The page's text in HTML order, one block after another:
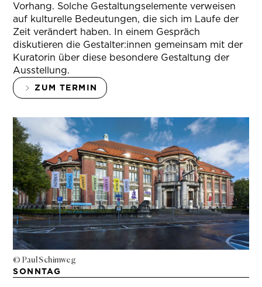
Vorhang. Solche Gestaltungselemente verweisen
auf kulturelle Bedeutungen, die sich im Laufe der
Zeit verändert haben. In einem Gespräch
diskutieren die Gestalter:innen gemeinsam mit der
Kuratorin über diese besondere Gestaltung der
Ausstellung.
ZUM TERMIN
© Paul Schimweg
SONNTAG